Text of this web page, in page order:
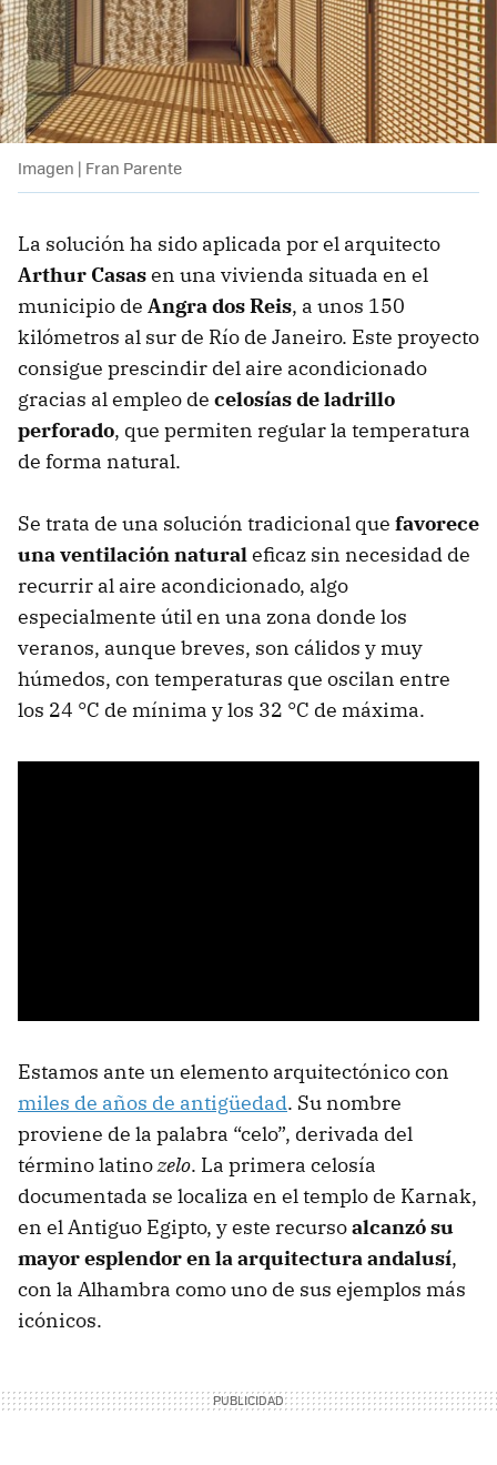
Imagen | Fran Parente
La solución ha sido aplicada por el arquitecto
Arthur Casasen una vivienda situada en el
municipio de Angra dos Reis, a unos 150
kilómetros al sur de Río de Janeiro. Este proyecto
consigue prescindir del aire acondicionado
gracias al empleo de celosías de ladrillo
perforado, que permiten regular la temperatura
de forma natural.
Se trata de una solución tradicional que favorece
una ventilación naturaleficaz sin necesidad de
recurrir al aire acondicionado, algo
especialmente útil en una zona donde los
veranos, aunque breves, son cálidos y muy
húmedos, con temperaturas que oscilan entre
los 24 °C de mínima y los 32 °C de máxima.
Estamos ante un elemento arquitectónico con
miles de años de antigüedad. Su nombre
proviene de la palabra “celo”, derivada del
término latinozelo. La primera celosía
documentada se localiza en el templo de Karnak,
en el Antiguo Egipto, y este recursoalcanzó su
mayor esplendor en la arquitectura andalusí,
con la Alhambra como uno de sus ejemplos más
icónicos.